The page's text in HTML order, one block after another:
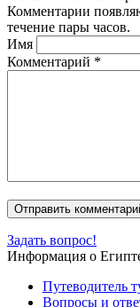
Комментарии
течение пары часов.
Имя
Комментарий *
Задать вопрос!
Информация о
Путеводитель
Вопросы и